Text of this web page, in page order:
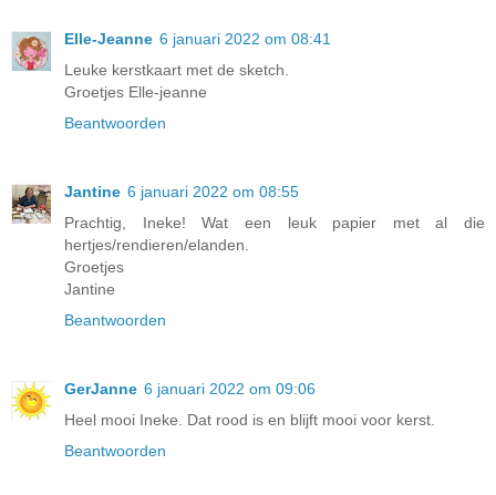
Elle-Jeanne 6 januari 2022 om 08:41
Leuke kerstkaart met de sketch.
Groetjes Elle-jeanne
Beantwoorden
Jantine 6 januari 2022 om 08:55
Prachtig, Ineke! Wat een leuk papier met al die
hertjes/rendieren/elanden.
Groetjes
Jantine
Beantwoorden
GerJanne 6 januari 2022 om 09:06
Heel mooi Ineke. Dat rood is en blijft mooi voor kerst.
Beantwoorden